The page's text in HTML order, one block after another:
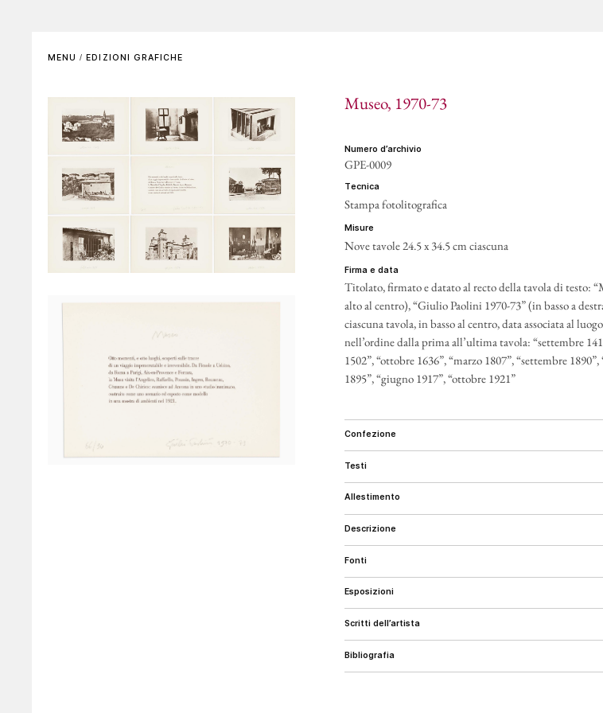
GALLERIE DI RIFERIMENTO
ARCHIVIAZIONE E
AUTENTICHE
CONTATTI
MENU /EDIZIONI GRAFICHE
Museo, 1970-73
numero d’archivio
GPE-0009
tecnica
Stampa fotolitografica
misure
Nove tavole 24.5 x 34.5 cm ciascuna
firma e data
Titolato, firmato e datato al recto della tavola di testo:
alto al centro), “Giulio Paolini 1970-73” (in basso a
ciascuna tavola, in basso al centro, data associata al
nell’ordine dalla prima all’ultima tavola: “settembre
1502”, “ottobre 1636”, “marzo 1807”, “settembre
1895”, “giugno 1917”, “ottobre 1921”
confezione
testi
allestimento
descrizione
fonti
esposizioni
scritti dell’artista
bibliografia